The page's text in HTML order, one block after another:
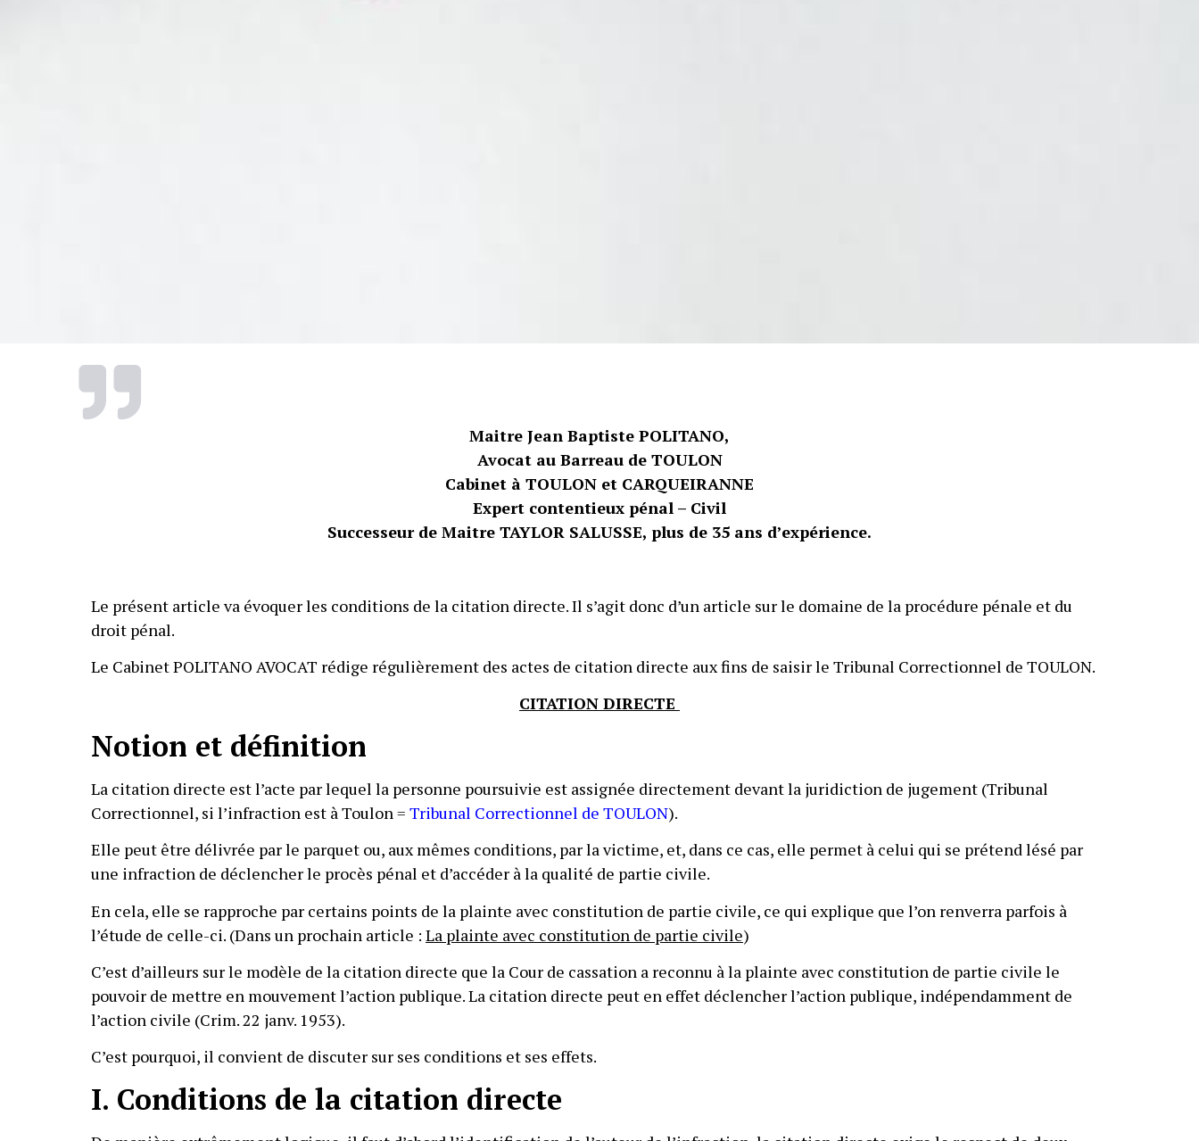
Maitre Jean Baptiste POLITANO,
Avocat au Barreau de TOULON
Cabinet à TOULON et CARQUEIRANNE
Expert contentieux pénal – Civil
Successeur de Maitre TAYLOR SALUSSE, plus de 35 ans d’expérience.
Le présent article va évoquer les conditions de la citation directe. Il s’agit donc d’un article sur le domaine de la procédure pénale et du
droit pénal.
Le Cabinet POLITANO AVOCAT rédige régulièrement des actes de citation directe aux fins de saisir le Tribunal Correctionnel de TOULON.
CITATION DIRECTE
Notion et définition
La citation directe est l’acte par lequel la personne poursuivie est assignée directement devant la juridiction de jugement (Tribunal
Correctionnel, si l’infraction est à Toulon = Tribunal Correctionnel de TOULON).
Elle peut être délivrée par le parquet ou, aux mêmes conditions, par la victime, et, dans ce cas, elle permet à celui qui se prétend lésé par
une infraction de déclencher le procès pénal et d’accéder à la qualité de partie civile.
En cela, elle se rapproche par certains points de la plainte avec constitution de partie civile, ce qui explique que l’on renverra parfois à
l’étude de celle-ci. (Dans un prochain article : La plainte avec constitution de partie civile)
C’est d’ailleurs sur le modèle de la citation directe que la Cour de cassation a reconnu à la plainte avec constitution de partie civile le
pouvoir de mettre en mouvement l’action publique. La citation directe peut en effet déclencher l’action publique, indépendamment de
l’action civile (Crim. 22 janv. 1953).
C’est pourquoi, il convient de discuter sur ses conditions et ses effets.
I. Conditions de la citation directe